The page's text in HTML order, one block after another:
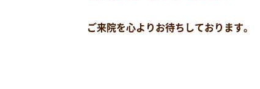
ご来院を心よりお待ちしております。